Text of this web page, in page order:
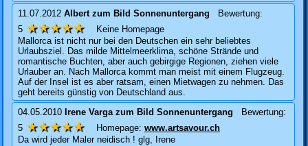
11.07.2012 Albertzum Bild Sonnenuntergang
Bewertung:
5 ★★★★★
Keine Homepage
Mallorca ist nicht nur bei den Deutschen ein sehr beliebtes
Urlaubsziel. Das milde Mittelmeerklima, schöne Strände und
romantische Buchten, aber auch gebirgige Regionen, ziehen viele
Urlauber an. Nach Mallorca kommt man meist mit einem Flugzeug.
Auf der Insel ist es aber ratsam, einen Mietwagen zu nehmen. Das
geht bereits günstig von Deutschland aus.
04.05.2010 Irene Vargazum Bild Sonnenuntergang Bewertung:
5 ★★★★★ Homepage: www.artsavour.ch
Da wird jeder Maler neidisch ! glg, Irene